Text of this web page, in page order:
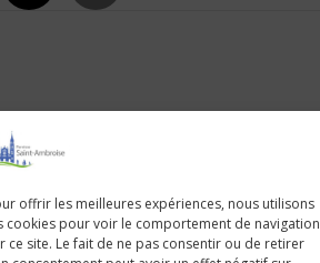
offrir les meilleures expériences, nous utilisons
cookies pour voir le comportement de navigation
ce site. Le fait de ne pas consentir ou de retirer